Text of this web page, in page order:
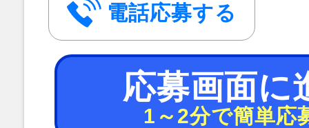
電話応募する
応募画面に
1～2分で簡単応